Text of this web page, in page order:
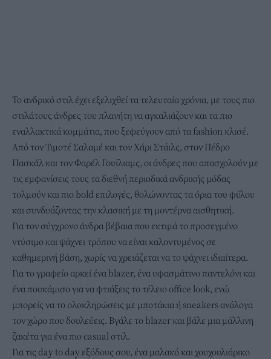
Το ανδρικό στιλ έχει εξελιχθεί τα τελευταία χρόνια, με τους πιο
στιλάτους άνδρες του πλανήτη να αγκαλιάζουν και τα πιο
εναλλακτικά κομμάτια, που ξεφεύγουν από τα fashion κλισέ.
Από τον Τιμοτέ Σαλαμέ και τον Χάρι Στάιλς, στον Πέδρο
Πασκάλ και τον Φαρέλ Γουίλιαμς, οι άνδρες που απασχολούν με
τις εμφανίσεις τους τα διεθνή περιοδικά ανδρικής μόδας
τολμούν και πιο bold επιλογές, θολώνοντας τα όρια του φύλου
και συνδυάζοντας την κλασική με τη μοντέρνα αισθητική.
Για τον σύγχρονο άνδρα βέβαια που εκτιμά το προσεγμένο
ντύσιμο και ψάχνει τρόπου να είναι καλοντυμένος σε
καθημερινή βάση, χωρίς να χρειάζεται να το ψάχνει ιδιαίτερα.
Για το γραφείο αρκεί ένα blazer, ένα υφασμάτινο παντελόνι και
ένα πουκάμισο για να φτιάξεις το τέλειο office look, ενώ
μπορείς να το ολοκληρώσεις με μποτάκια ή sneakers ανάλογα
τον χώρο που δουλεύεις. Βγάλε το blazer και βάλε μια μάλλινη
ζακέτα για ένα πιο casual στιλ.
Για τις day to day εξόδους σου, ένα μαλακό και χουχουλιάρικο